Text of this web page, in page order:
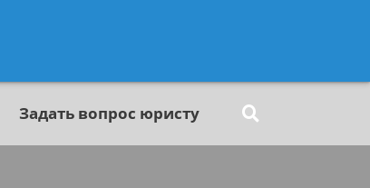
Задать вопрос юристу